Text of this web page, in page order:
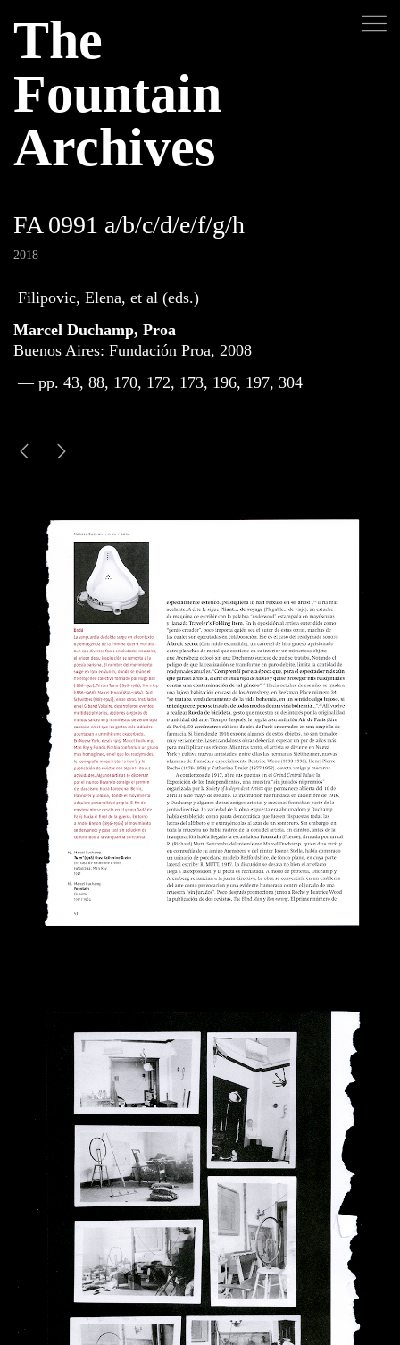
The
Fountain
Archives
FA 0991 a/b/c/d/e/f/g/h
2018
Filipovic, Elena, et al (eds.)
Marcel Duchamp, Proa
Buenos Aires: Fundación Proa, 2008
— pp. 43, 88, 170, 172, 173, 196, 197, 304